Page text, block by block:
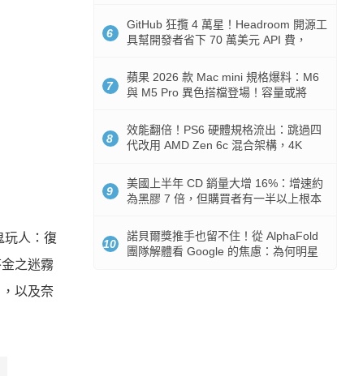
玩人：復
之迷霧
以及奈
6
GitHub 狂攬 4 萬星！Headroom 開源工
具幫開發者省下 70 萬美元 API 費，
7
蘋果 2026 款 Mac mini 規格爆料：M6
與 M5 Pro 異色搭檔登場！容量或將
8
效能翻倍！PS6 硬體規格流出：跳過四
代改用 AMD Zen 6c 混合架構，4K
9
美國上半年 CD 銷量大增 16%：增速約
為黑膠 7 倍，但購買者有一半以上根本
10
諾貝爾獎推手也留不住！從 AlphaFold
團隊解體看 Google 的焦慮：為何明星